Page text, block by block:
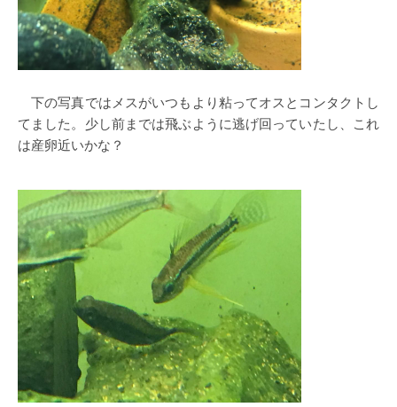
下の写真ではメスがいつもより粘ってオスとコンタクトし
てました。少し前までは飛ぶように逃げ回っていたし、これ
は産卵近いかな？